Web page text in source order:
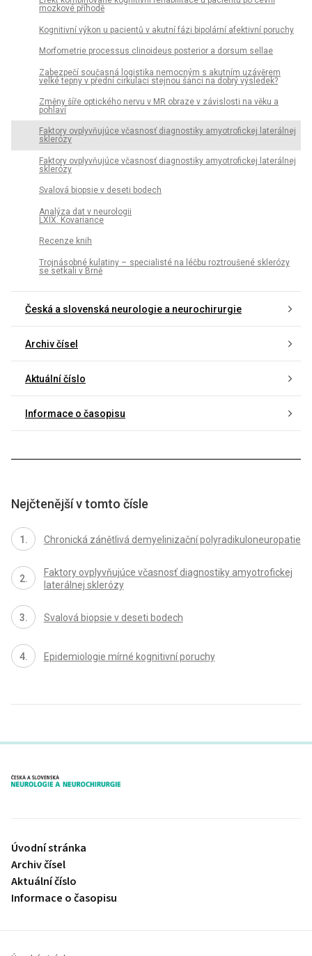
mozkové příhodě
Kognitivní výkon u pacientů v akutní fázi bipolární afektivní poruchy
Morfometrie proces­sus clinoideus posterior a dorsum sel­lae
Zabezpečí současná logistika nemocným s akutním uzávěrem
velké tepny v přední cirkulaci stejnou šanci na dobrý výsledek?
Změny šíře optického nervu v MR obraze v závislosti na věku a
pohlaví
Faktory ovplyvňujúce včasnosť dia­gnostiky amyotrofickej laterálnej
sklerózy
Faktory ovplyvňujúce včasnosť dia­gnostiky amyotrofickej laterálnej
sklerózy
Svalová bio­psie v deseti bodech
Analýza dat v neurologii
LXIX. Kovariance
Recenze knih
Trojnásobné kulatiny – specialisté na léčbu roztroušené sklerózy
se setkali v Brně
Česká a slovenská neurologie a neurochirurgie
Archiv čísel
Aktuální číslo
Informace o časopisu
Nejčtenější v tomto čísle
Chronická zánětlivá demyelinizační polyradikuloneuropatie
Faktory ovplyvňujúce včasnosť dia­gnostiky amyotrofickej
laterálnej sklerózy
Svalová bio­psie v deseti bodech
Epidemiologie mírné kognitivní poruchy
proLékaře.cz
Úvodní stránka
Archiv čísel
Aktuální číslo
Informace o časopisu